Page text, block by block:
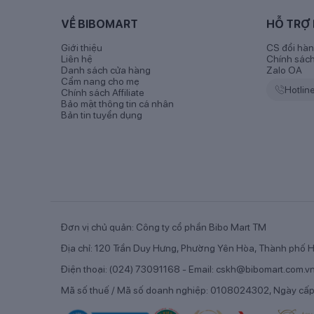
yêu dễ dàng dung nạp, mang đến nguồn dưỡng
- Không những thế, sữa dê công thức thuần tự
khóc, no hơi, táo bón hay kén sữa mẹ thường gặp
Cho bé phát triển toàn diện
VỀ BIBOMART
Giới thiệu
Liên hệ
Danh sách cửa hàng
Cẩm nang cho mẹ
Chính sách Affiliate
Bảo mật thông tin cá nhân
Bản tin tuyển dụng
HỖ TRỢ
CS đổi
Chính
Zalo OA
Hotline
Đơn vị chủ quản: Công ty cổ phần Bibo Mart TM
Địa chỉ: 120 Trần Duy Hưng, Phường Yên Hòa, Thành phố
Điện thoại: (024) 73091168 - Email: cskh@bibomart.com.vn
Mã số thuế / Mã số doanh nghiệp: 0108024302, Ngày